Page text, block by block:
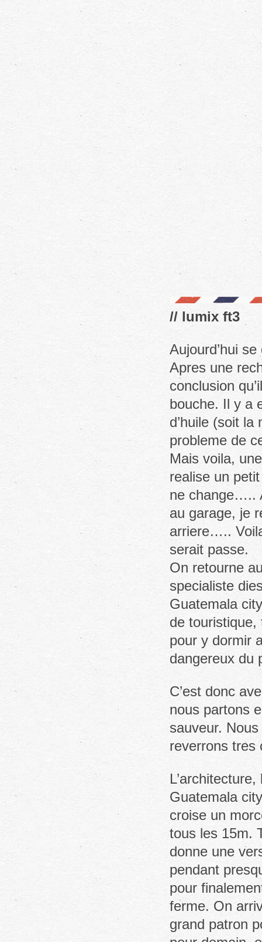
// lumix ft3
Aujourd’hui
Apres une
conclusion
bouche. Il y a
d’huile (soit
probleme de
Mais voila,
realise un
ne change…..
au garage, je
arriere…..
serait passe.
On retourne
specialiste
Guatemala
de touristique,
pour y dormir
dangereux du
C’est donc
nous partons
sauveur.
reverrons tres
Guatemala
croise un
tous les 15m.
donne une
pendant
pour
ferme. On
grand patron